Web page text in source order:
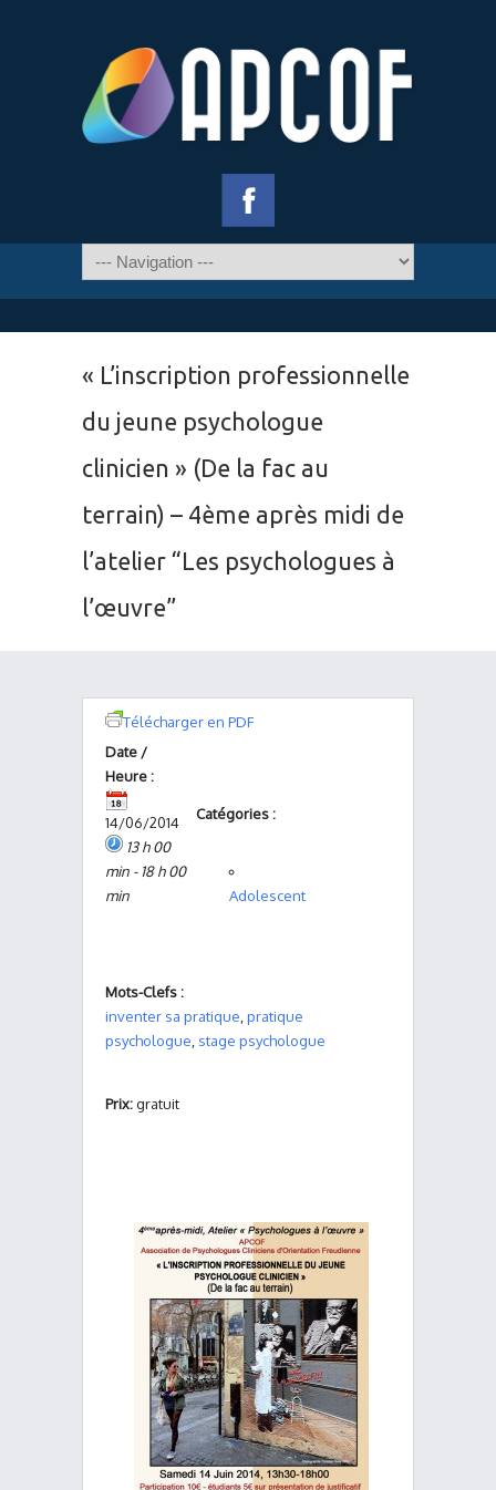
« L’inscription professionnelle
du jeune psychologue
clinicien » (De la fac au
terrain) – 4ème après midi de
l’atelier “Les psychologues à
l’œuvre”
Télécharger en PDF
Date /
Heure :
14/06/2014
13 h 00
min - 18 h 00
min
Catégories :
Adolescent
Mots-Clefs :
inventer sa pratique pratique
psychologue stage psychologue
Prix:gratuit